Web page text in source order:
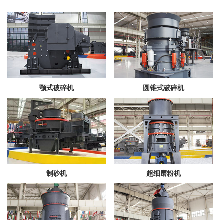
颚式破碎机 圆锥式破碎机
制砂机 超细磨粉机